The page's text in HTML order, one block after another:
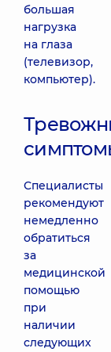
большая
нагрузка
на глаза
(телевизор,
компьютер).
Специалисты
рекомендуют
немедленно
обратиться
за
медицинской
помощью
при
наличии
следующих